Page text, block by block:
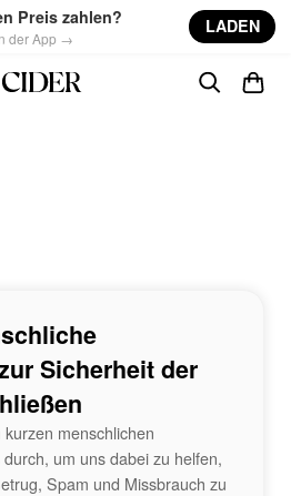
Preis zahlen?
der App →
LADEN
Sicherheit der
menschlichen
um uns dabei zu helfen,
Spam und Missbrauch zu